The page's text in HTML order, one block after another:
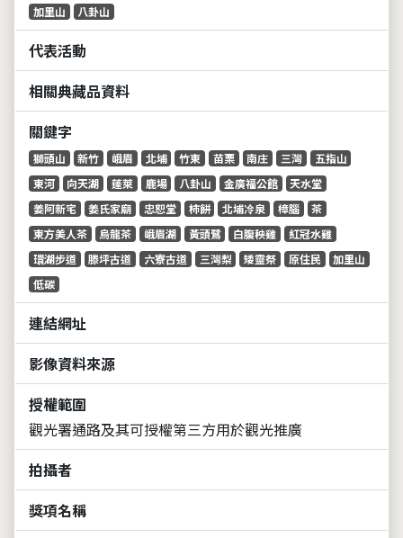
加里山
八卦山
代表活動
相關典藏品資料
關鍵字
獅頭山 新竹 峨眉 北埔 竹東 苗栗 南庄 三灣
五指山
東河
向天湖 蓬萊 鹿場 八卦山 金廣福公館
天水堂
姜阿新宅
姜氏家廟 忠恕堂 柿餅 北埔冷泉 樟腦
茶
東方美人茶
烏龍茶 峨眉湖 黃頭鷺 白腹秧雞
紅冠水雞
環湖步道
滕坪古道 六寮古道 三灣梨 矮靈祭 原住民
加里山
低碳
連結網址
影像資料來源
授權範圍
觀光署通路及其可授權第三方用於觀光推廣
拍攝者
獎項名稱